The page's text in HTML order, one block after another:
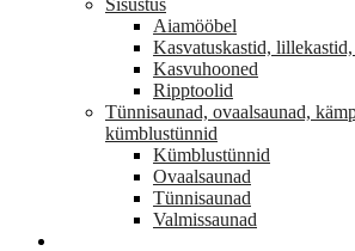
Sisustus
Aiamööbel
Kasvatuskastid,
Kasvuhooned
Ripptoolid
Tünnisaunad, ovaalsaunad,
kümblustünnid
Kümblustünnid
Ovaalsaunad
Tünnisaunad
Valmissaunad